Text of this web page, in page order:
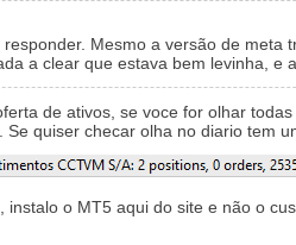
Mesmo a versão de
a clear que estava bem levinha,
de ativos, se voce for olhar
Se quiser checar olha no diario tem
instalo o MT5 aqui do site e não o